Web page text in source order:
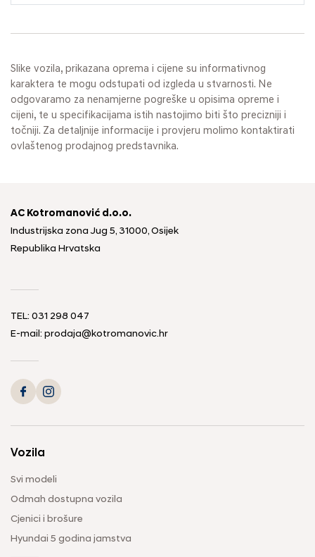
Slike vozila, prikazana oprema i cijene su informativnog
karaktera te mogu odstupati od izgleda u stvarnosti. Ne
odgovaramo za nenamjerne pogreške u opisima opreme i
cijeni, te u specifikacijama istih nastojimo biti što precizniji i
točniji. Za detaljnije informacije i provjeru molimo kontaktirati
ovlaštenog prodajnog predstavnika.
AC Kotromanović d.o.o.
Industrijska zona Jug 5, 31000, Osijek
Republika Hrvatska
TEL: 031 298 047
E-mail: prodaja@kotromanovic.hr
Vozila
Svi modeli
Odmah dostupna vozila
Cjenici i brošure
Hyundai 5 godina jamstva